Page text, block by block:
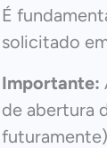
É
solicitado
Importante:
de abertura